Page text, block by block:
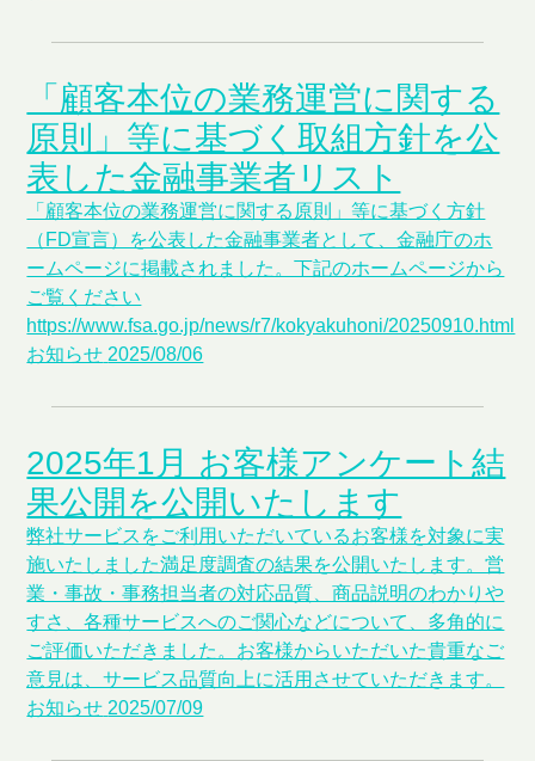
「顧客本位の業務運営に関する
原則」等に基づく取組方針を公
表した金融事業者リスト
「顧客本位の業務運営に関する原則」等に基づく方針
（FD宣言）を公表した金融事業者として、金融庁のホ
ームページに掲載されました。下記のホームページから
ご覧ください
https://www.fsa.go.jp/news/r7/kokyakuhoni/20250910.html
お知らせ 2025/08/06
2025年1月 お客様アンケート結
果公開を公開いたします
弊社サービスをご利用いただいているお客様を対象に実
施いたしました満足度調査の結果を公開いたします。営
業・事故・事務担当者の対応品質、商品説明のわかりや
すさ、各種サービスへのご関心などについて、多角的に
ご評価いただきました。お客様からいただいた貴重なご
意見は、サービス品質向上に活用させていただきます。
お知らせ 2025/07/09